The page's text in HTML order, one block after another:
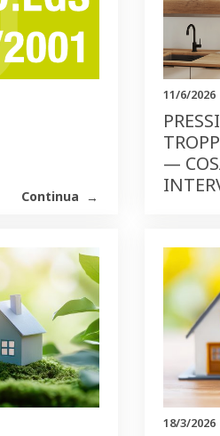
Continua
11/6/2026
—
18/3/2026